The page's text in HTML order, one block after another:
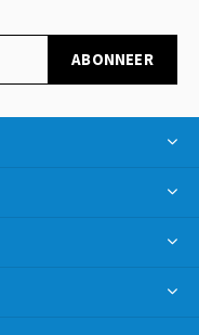
ABONNEER